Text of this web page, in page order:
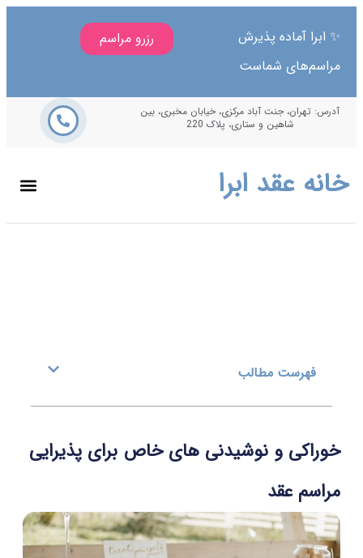
آماده پذیرش
شماست
رزرو مراسم
جنت آباد مرکزی، خیابان مخبری، بین
شاهین و ستاری، پلاک 220
عقد ابرا
و نوشیدنی های خاص برای پذیرایی
عقد
مطالب